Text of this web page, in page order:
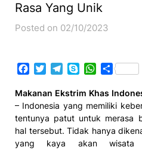
Rasa Yang Unik
Posted on 02/10/2023
Facebook
TwitterTelegram
SkypeWhatsApp
Share
Makanan Ekstrim Khas
– Indonesia yang memiliki
tentunya patut untuk merasa
hal tersebut. Tidak hanya
yang kaya akan wisata